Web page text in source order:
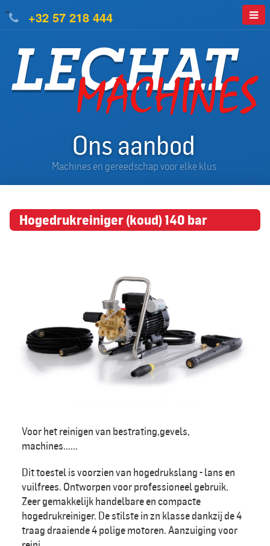
+32 57 218 444
=
Ons aanbod
Machines en gereedschap voor elke klus
Hogedrukreiniger (koud) 140 bar
Voor het reinigen van bestrating,gevels,
machines......
Dit toestel is voorzien van hogedrukslang - lans en
vuilfrees. Ontworpen voor professioneel gebruik.
Zeer gemakkelijk handelbare en compacte
hogedrukreiniger. De stilste in zn klasse dankzij de 4
traag draaiende 4 polige motoren. Aanzuiging voor